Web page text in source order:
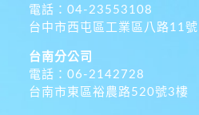
電話：04-23553108
台中市西屯區工業區八路11號
台南分公司
電話：06-2142728
台南市東區裕農路520號3樓